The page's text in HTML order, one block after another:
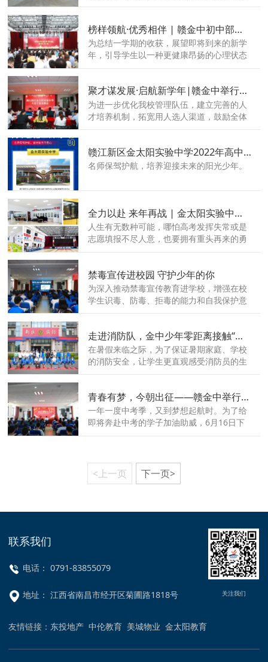
占比超50%，省、市级学科带头人2人，人
均教龄超20年，可谓是大咖云集，实力强
悍！
榜样领航·优秀相伴 | 赣金中初中部举行期末总结表彰大会
为总结一学期的收获，展望即将到来的新学
年，引导学生以一种更健康昂扬的心理状态
2022学年第二学期表彰大会，为本学期愉快
而紧张的学习生活生活画上圆满的句号。
聚才谋发展·启航新学年|赣金中举行中层干部竞聘会
为进一步优化我校管理队伍，建立完善的人
才培养机制，拓宽用人选人渠道，鼓励全体
区金太阳实验中学举行了第二届中层干部竞
聘大会。
赣江新区金太阳实验中学2022年高中部招生说明
名师保驾护航，培养迎接未来的阳光少年。
全力以赴 来年再战 | 金太阳实验中学2022年复读班招生说明
人生有无数种可能，哪怕高考发挥失常或是
志愿填报不尽人意，也要拥有重头再来的勇
禁毒宣传进校园 守护少年的你
为深入推动禁毒宣传教育进学校，增强在校
学生识毒、防毒、拒毒的能力和自我保护意
赣江新区公安局，为学校初一年级一百余名
学子举办了一场禁毒宣讲活动。
走进消防队，金中少年零距离接触“火焰蓝”！
在暑假来临之际，为了保证暑期家庭、学校
的消防安全，让学生更直观感受消防员的生
进赣江新区消防救援大队，上了一堂别开生
面的“消防安全教育课”。
青春有梦，今朝出征——赣金中举行2022年中考壮行仪式！
一年一度中考季，又到梦想起航时。为了给
即将奔赴中考的学子加油助威，6月16日下
<上一页 下一页>
联系我们
电话： 0791-83855079
地址： 江西省南昌市经开区菊圃路1818号 关注我们
友情链接： 东投地产 中伦教育 美城物业 金太阳教育